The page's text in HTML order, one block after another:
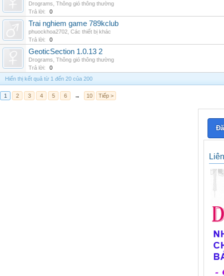
Drograms Thông gió thông thường
Trả lời:
0
Trai nghiem game 789kclub
phuockhoa2702 Các thiết bị khác
Trả lời:
0
GeoticSection 1.0.13 2
Drograms Thông gió thông thường
Trả lời:
0
Hiển thị kết quả từ 1 đến 20 của 200
1 2 3 4 5 6 → 10 Tiếp >